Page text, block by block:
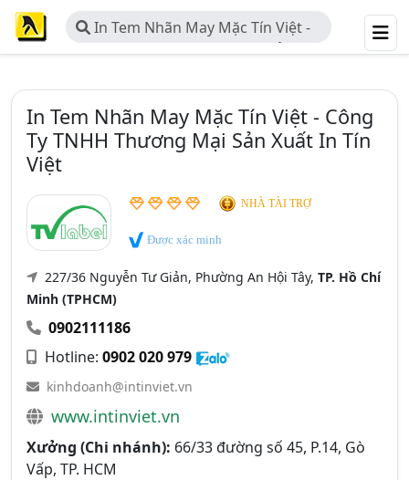
In Tem Nhãn May Mặc Tín Việt -
Công Ty TNHH Thương Mại Sản
In Tem Nhãn May Mặc Tín Việt - Công
Ty TNHH Thương Mại Sản Xuất In Tín
Việt
NHÀ TÀI TRỢ
Được xác minh
227/36 Nguyễn Tư Giản, Phường An Hội Tây, TP. Hồ Chí
Minh (TPHCM)
0902111186
Hotline: 0902 020 979
kinhdoanh@intinviet.vn
www.intinviet.vn
Xưởng (Chi nhánh): 66/33 đường số 45, P.14, Gò
Vấp, TP. HCM